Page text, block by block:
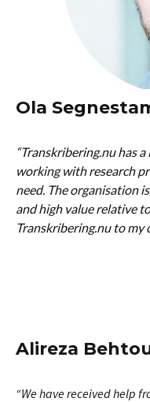
Ola
“Transkribering.nu has
working with research
need. The organisation
and high value relative
Transkribering.nu to my
Alireza
“We have received help